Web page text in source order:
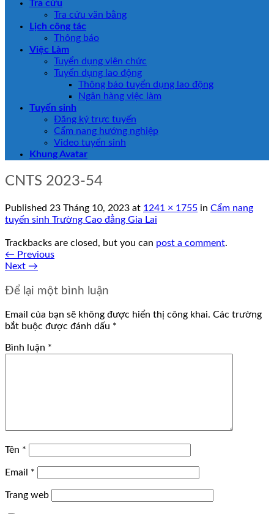
Tra cứu
Tra cứu văn bằng
Lịch công tác
Thông báo
Việc Làm
Tuyển dụng viên chức
Tuyển dụng lao động
Thông báo tuyển dụng lao động
Ngân hàng việc làm
Tuyển sinh
Đăng ký trực tuyến
Cẩm nang hướng nghiệp
Video tuyển sinh
Khung Avatar
CNTS 2023-54
Published 23 Tháng 10, 2023 at 1241 × 1755 in Cẩm nang
tuyển sinh Trường Cao đẳng Gia Lai
Trackbacks are closed, but you can post a comment.
← Previous
Next →
Để lại một bình luận
Email của bạn sẽ không được hiển thị công khai. Các trường
bắt buộc được đánh dấu *
Bình luận *
Tên *
Email *
Trang web